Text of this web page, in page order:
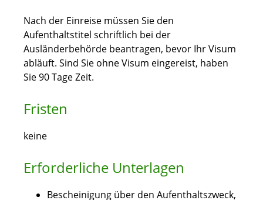
Nach der Einreise müssen Sie den
Aufenthaltstitel schriftlich bei der
Ausländerbehörde beantragen, bevor Ihr Visum
abläuft. Sind Sie ohne Visum eingereist, haben
Sie 90 Tage Zeit.
Fristen
keine
Erforderliche Unterlagen
Bescheinigung über den Aufenthaltszweck,